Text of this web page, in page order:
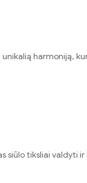
harmoniją,
siūlo tiksliai valdyti